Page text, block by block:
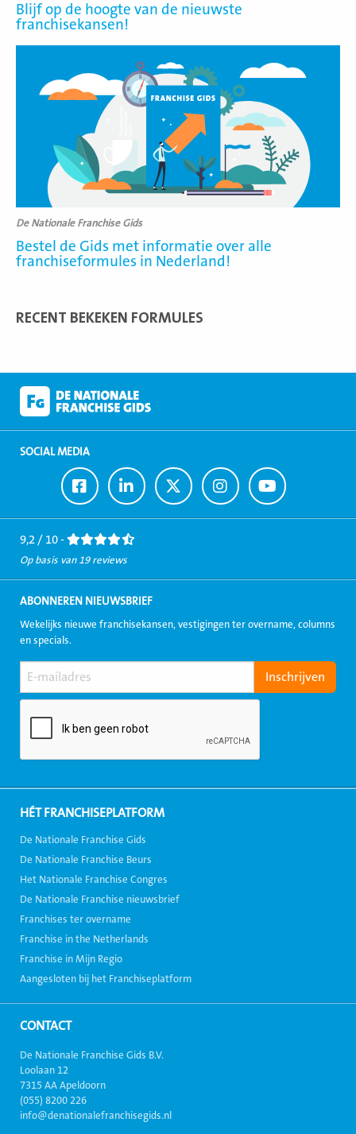
Blijf op de hoogte van de nieuwste
franchisekansen!
De Nationale Franchise Gids
Bestel de Gids met informatie over alle
franchiseformules in Nederland!
RECENT BEKEKEN FORMULES
SOCIAL MEDIA
Ga
naar
Facebook
Ga
naar
LinkedIn
Ga
naar
Twitter
Ga
naar
Instagram
Ga
naar
Youtube
9,2 / 10 -
Op basis van 19 reviews
ABONNEREN NIEUWSBRIEF
Wekelijks nieuwe franchisekansen, vestigingen ter overname, columns
en specials.
HÉT FRANCHISEPLATFORM
De Nationale Franchise Gids
De Nationale Franchise Beurs
Het Nationale Franchise Congres
De Nationale Franchise nieuwsbrief
Franchises ter overname
Franchise in the Netherlands
Franchise in Mijn Regio
Aangesloten bij het Franchiseplatform
CONTACT
De Nationale Franchise Gids B.V.
Loolaan 12
7315 AA Apeldoorn
(055) 8200 226
info@denationalefranchisegids.nl